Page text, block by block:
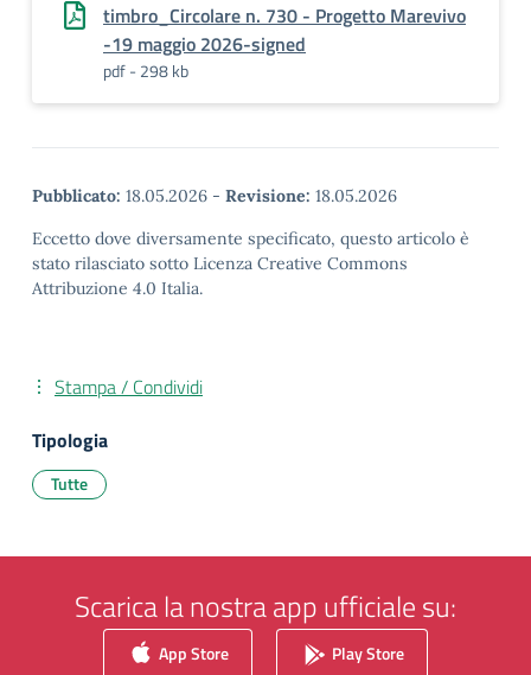
timbro_Circolare n. 730 - Progetto Marevivo
-19 maggio 2026-signed
pdf - 298 kb
Pubblicato: 18.05.2026 - Revisione: 18.05.2026
Eccetto dove diversamente specificato, questo articolo è
stato rilasciato sotto Licenza Creative Commons
Attribuzione 4.0 Italia.
Stampa / Condividi
Tipologia
Tutte
Scarica la nostra app ufficiale su:
App Store Play Store